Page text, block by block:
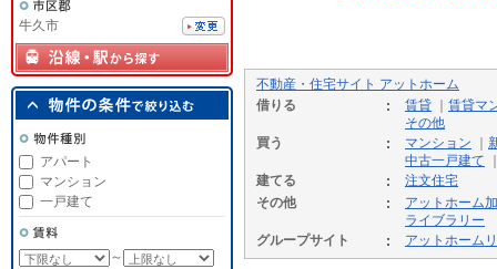
不動産・住宅サイト アットホーム
借りる
賃貸
賃貸マ
その他
買う
マンション
中古一戸建て
建てる
注文住宅
その他
アットホーム
ライブラリー
グループサイト
アットホーム
牛久市
アパート
マンション
一戸建て
～